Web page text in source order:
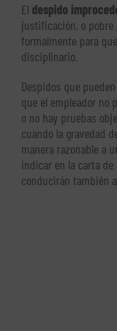
El despido
justificación, o pobre
formalmente para
disciplinario.
Despidos que
que el empleador no
o no hay pruebas
cuando la gravedad
manera razonable a
indicar en la carta
conducirán también